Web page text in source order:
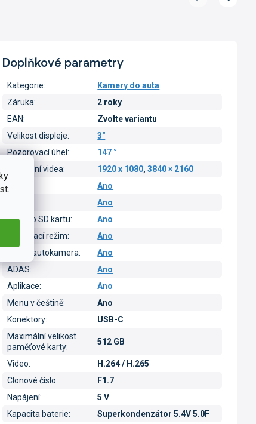
Doplňkové parametry
Kategorie:
Kamery do auta
Záruka:
2 roky
EAN:
Zvolte variantu
Velikost displeje:
3"
Pozorovací úhel:
147 °
Rozlišení videa: 1920 x 1080,3840 × 2160
Wi-Fi
Ano
Ano
Slot pro SD kartu:
Ano
Parkovací režim:
Ano
Duální autokamera:
Ano
ADAS:
Ano
Aplikace:
Ano
Menu v češtině:
Ano
Konektory:
USB-C
Maximální velikost
paměťové karty:
512 GB
Video:
H.264 / H.265
Clonové číslo:
F1.7
Napájení:
5 V
Kapacita baterie:
Superkondenzátor 5.4V 5.0F